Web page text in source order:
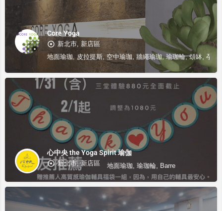
Core Yoga
新北市, 新店區
地面瑜珈, 皮拉提斯, 空中瑜珈, 牆繩瑜珈, 瑜珈輪, 頌缽, 孕婦
心中央 the Yoga Spirit 瑜伽
新北市, 新店區 地面瑜珈, 瑜珈輪, Barre